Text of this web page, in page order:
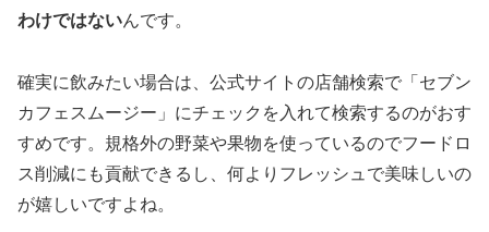
わけではないんです。
確実に飲みたい場合は、公式サイトの店舗検索で「セブン
カフェスムージー」にチェックを入れて検索するのがおす
すめです。規格外の野菜や果物を使っているのでフードロ
ス削減にも貢献できるし、何よりフレッシュで美味しいの
が嬉しいですよね。